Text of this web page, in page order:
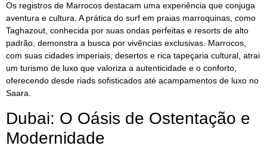
Os registros de Marrocos destacam uma experiência que conjuga
aventura e cultura. A prática do surf em praias marroquinas, como
Taghazout, conhecida por suas ondas perfeitas e resorts de alto
padrão, demonstra a busca por vivências exclusivas. Marrocos,
com suas cidades imperiais, desertos e rica tapeçaria cultural, atrai
um turismo de luxo que valoriza a autenticidade e o conforto,
oferecendo desde riads sofisticados até acampamentos de luxo no
Saara.
Dubai: O Oásis de Ostentação e
Modernidade